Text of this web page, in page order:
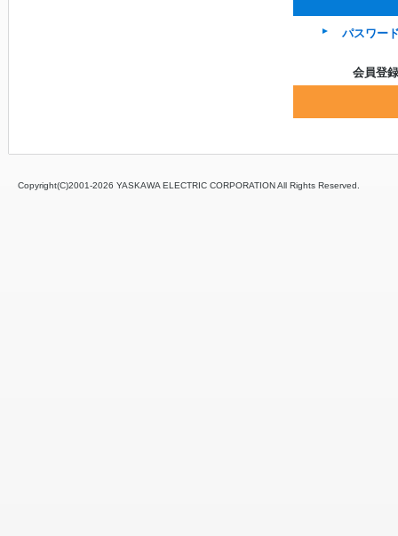
パスワー
会員登
Copyright(C)2001‐2026 YASKAWA ELECTRIC CORPORATION All Rights Reserved.